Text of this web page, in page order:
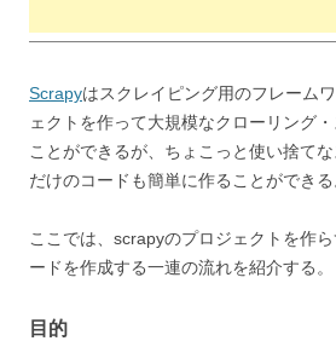
Scrapyはスクレイピング用のフレーム
ェクトを作って大規模なクローリング
ことができるが、ちょこっと使い捨て
だけのコードも簡単に作ることができる
ここでは、scrapyのプロジェクトを作
ードを作成する一連の流れを紹介する。
目的